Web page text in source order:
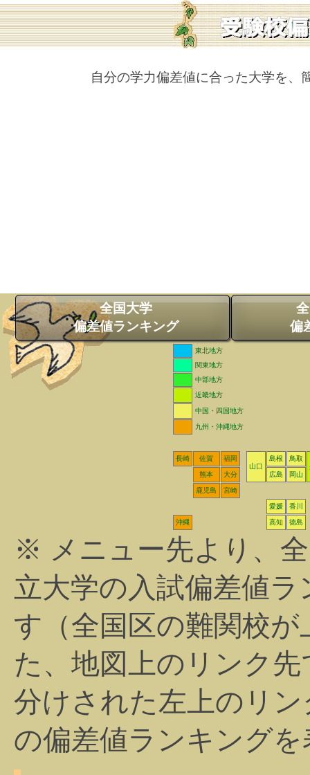
自分の学力偏差値に合った大学を、
全国大学
偏差値ランキング
偏
東北地方
関東地方
中部地方
近畿地方
中国・四国地方
九州・沖縄地方
長崎 佐賀
福岡
山口
島根
鳥取
熊本
大分 広島 岡山
鹿児島 宮崎
愛媛 香川
沖縄 高知 徳島
※ メニュー先より、
立大学の入試偏差値
す（全国区の難関校
た、地図上のリンク
分けされた左上のリ
の偏差値ランキング